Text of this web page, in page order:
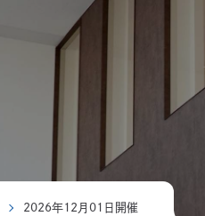
2026年12月01日開催